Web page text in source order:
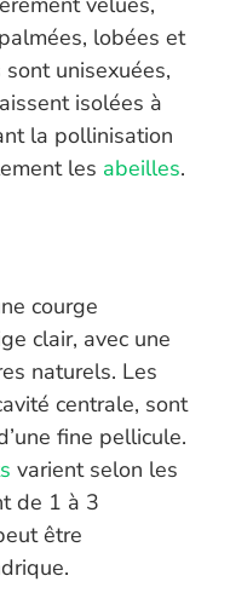
lobées et
unisexuées,
isolées à
la pollinisation
les abeilles.
courge
clair, avec une
naturels. Les
centrale, sont
fine pellicule.
varient selon les
de 1 à 3
être